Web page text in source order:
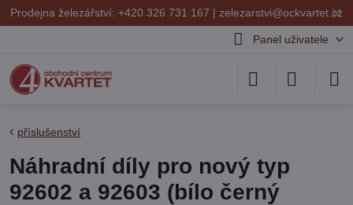
✕
Prodejna železářství: +420 326 731 167 | zelezarstvi@ockvartet.cz
Panel uživatele
příslušenství
Náhradní díly pro nový typ
92602 a 92603 (bílo černý